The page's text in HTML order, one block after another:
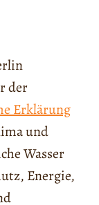
der
Erklärung
und
Wasser
Energie,